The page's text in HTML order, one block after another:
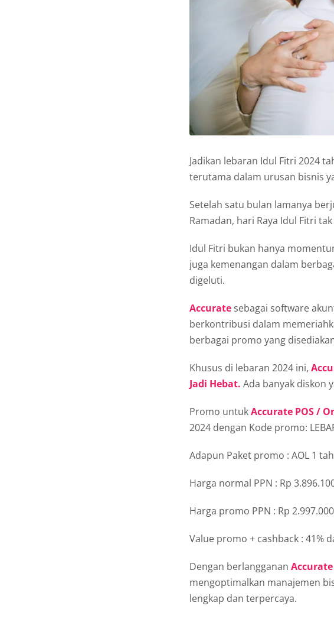
Jadikan lebaran Idul Fitri 2024
terutama dalam urusan bisnis
Setelah satu bulan lamanya
Ramadan, hari Raya Idul Fitri
Idul Fitri bukan hanya
juga kemenangan dalam
digeluti.
Accuratesebagai software
berkontribusi dalam
berbagai promo yang
Khusus di lebaran 2024 ini,
Jadi Hebat. Ada banyak diskon
Promo untukAccurate POS /
2024 dengan Kode promo:
Adapun Paket promo : AOL 1
Harga normal PPN : Rp
Harga promo PPN : Rp 2.997.000
Value promo + cashback : 41%
Dengan berlangganan Accurate
mengoptimalkan manajemen
lengkap dan terpercaya.